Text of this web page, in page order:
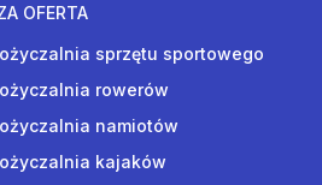
OFERTA
sprzętu sportowego
rowerów
namiotów
kajaków